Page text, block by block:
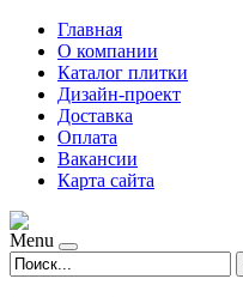
Главная
О компании
Каталог плитки
Дизайн-проект
Доставка
Оплата
Вакансии
Карта сайта
Menu